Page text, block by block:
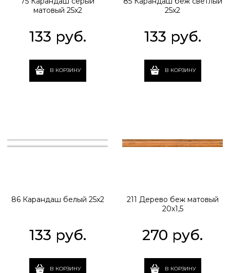
матовый 25х2
133 руб.
В КОРЗИНУ
25х2
133 руб.
В КОРЗИНУ
86 Карандаш белый 25х2
133 руб.
В КОРЗИНУ
211 Дерево беж матовый
20х1,5
270 руб.
В КОРЗИНУ